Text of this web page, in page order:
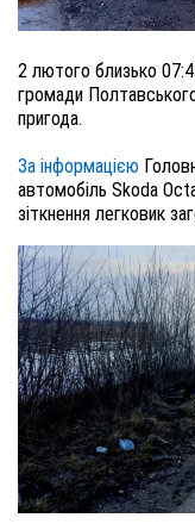
2 лютого близько
громади
пригода.
За інформацією
автомобіль Skoda
зіткнення легковик